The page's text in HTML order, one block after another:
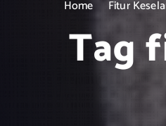
Home Fitur
Tag